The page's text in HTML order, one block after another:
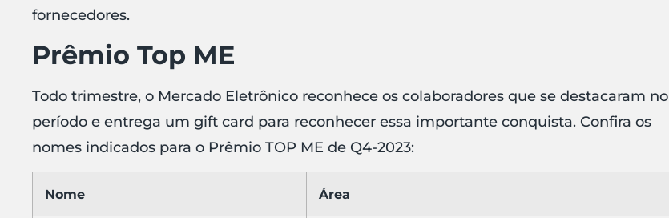
fornecedores.
Prêmio Top ME
Todo trimestre, o Mercado Eletrônico reconhece os colaboradores que se destacaram no
período e entrega um gift card para reconhecer essa importante conquista. Confira os
nomes indicados para o Prêmio TOP ME de Q4-2023:
Nome Área